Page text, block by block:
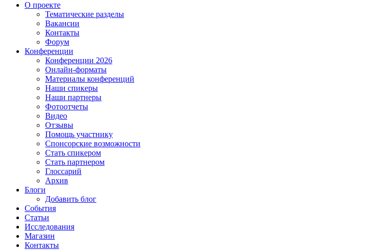
О проекте
Тематические разделы
Вакансии
Контакты
Форум
Конференции
Конференции 2026
Онлайн-форматы
Материалы конференций
Наши спикеры
Наши партнеры
Фотоотчеты
Видео
Отзывы
Помощь участнику
Спонсорские возможности
Стать спикером
Стать партнером
Глоссарий
Архив
Блоги
Добавить блог
События
Статьи
Исследования
Магазин
Контакты